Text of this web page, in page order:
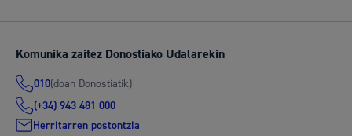
Komunika zaitez Donostiako Udalarekin
010(doan Donostiatik)
(+34) 943 481 000
Herritarren postontzia